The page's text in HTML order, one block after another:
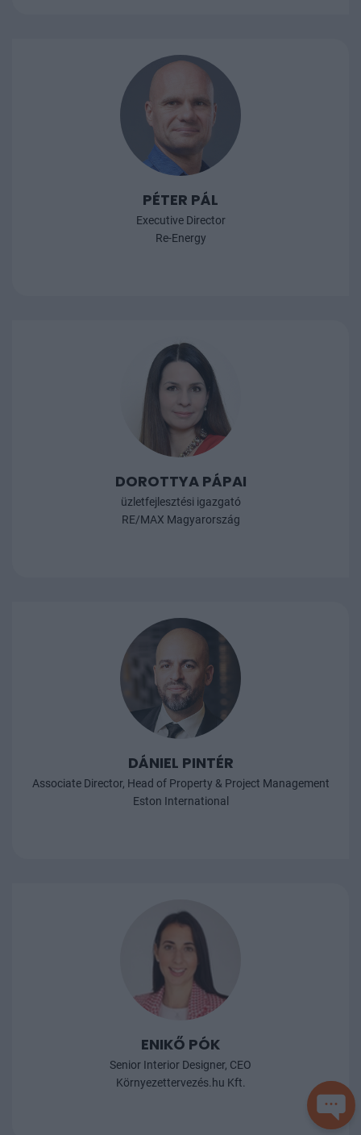
PÉTER PÁL
Executive Director
Re-Energy
DOROTTYA PÁPAI
üzletfejlesztési igazgató
RE/MAX Magyarország
DÁNIEL PINTÉR
Associate Director, Head of Property & Project Management
Eston International
ENIKŐ PÓK
Senior Interior Designer, CEO
Környezettervezés.hu Kft.